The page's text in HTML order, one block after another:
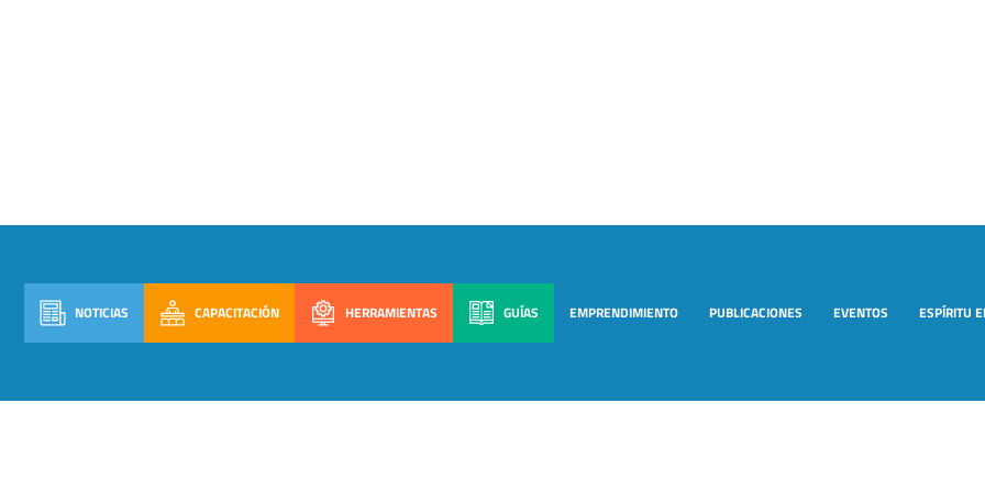
NOTICIAS CAPACITACIÓN HERRAMIENTAS GUÍAS EMPRENDIMIENTO PUBLICACIONES EVENTOS ESPÍRITU